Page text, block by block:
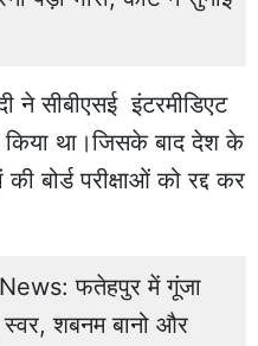
ने सीबीएसई इंटरमीडिएट
किया था।जिसके बाद देश के
बोर्ड परीक्षाओं को रद्द कर
फतेहपुर में गूंजा
स्वर, शबनम बानो और